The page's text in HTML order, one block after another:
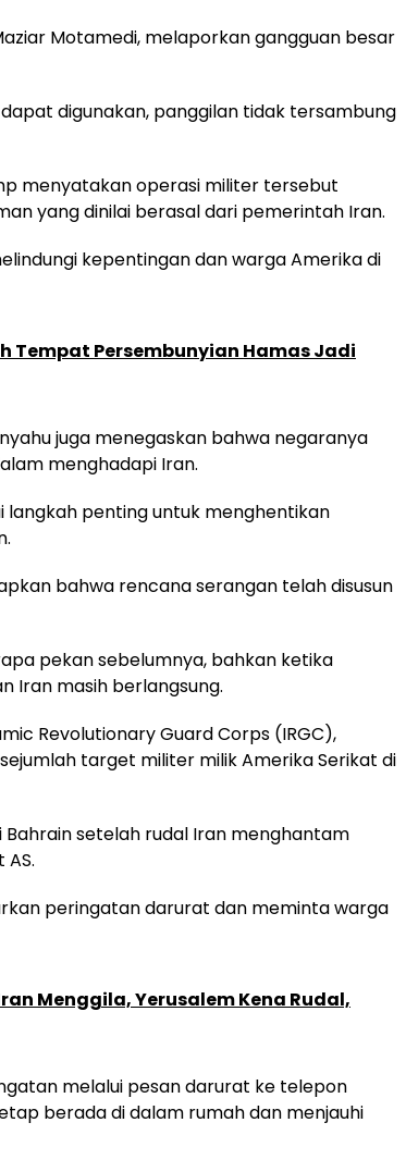
Motamedi, melaporkan gangguan besar
digunakan, panggilan tidak tersambung
menyatakan operasi militer tersebut
yang dinilai berasal dari pemerintah Iran.
kepentingan dan warga Amerika di
Tempat Persembunyian Hamas Jadi
juga menegaskan bahwa negaranya
menghadapi Iran.
penting untuk menghentikan
bahwa rencana serangan telah disusun
pekan sebelumnya, bahkan ketika
Iran masih berlangsung.
Revolutionary Guard Corps (IRGC),
target militer milik Amerika Serikat di
setelah rudal Iran menghantam
peringatan darurat dan meminta warga
Menggila, Yerusalem Kena Rudal,
melalui pesan darurat ke telepon
berada di dalam rumah dan menjauhi